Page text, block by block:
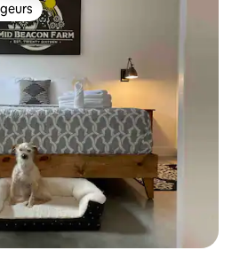
parmi les plus aimés